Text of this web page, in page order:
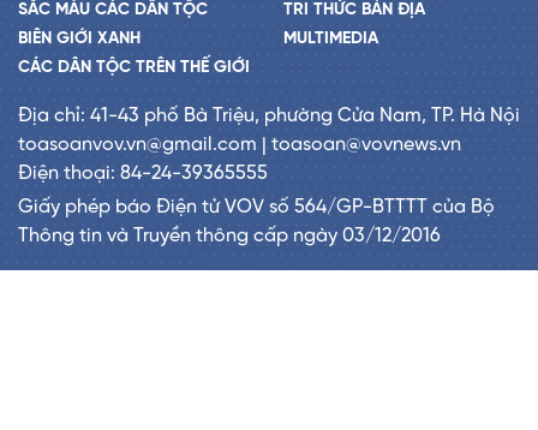
SẮC MÀU CÁC DÂN TỘC
BIÊN GIỚI XANH
CÁC DÂN TỘC TRÊN THẾ GIỚI
TRI THỨC BẢN ĐỊA
MULTIMEDIA
Địa chỉ: 41-43 phố Bà Triệu, phường Cửa Nam, TP. Hà Nội
toasoanvov.vn@gmail.com | toasoan@vovnews.vn
Điện thoại: 84-24-39365555
Giấy phép báo Điện tử VOV số 564/GP-BTTTT của Bộ
Thông tin và Truyền thông cấp ngày 03/12/2016